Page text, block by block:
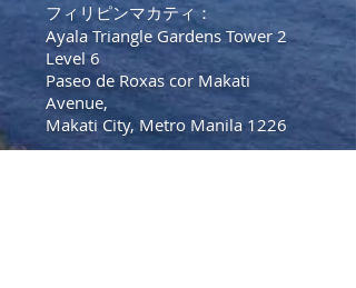
フィリピンマカティ：
Ayala Triangle Gardens Tower 2
Level 6
Paseo de Roxas cor Makati
Avenue,
Makati City, Metro Manila 1226